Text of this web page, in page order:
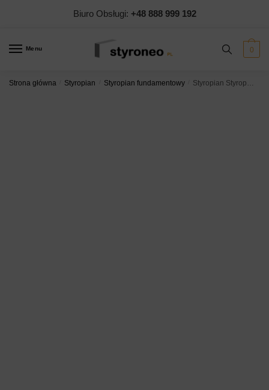
Biuro Obsługi: +48 888 999 192
Menu 0
Strona główna Styropian Styropian fundamentowy Styropian Styropmin Hydromin